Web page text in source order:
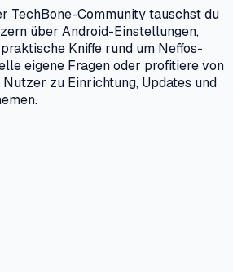
TechBone-Community tauschst du
über Android-Einstellungen,
Kniffe rund um Neffos-
eigene Fragen oder profitiere von
zu Einrichtung, Updates und